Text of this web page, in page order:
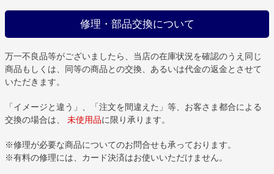
修理・部品交換について
万一不良品等がございましたら、当店の在庫状況を確認のうえ同じ
商品もしくは、同等の商品との交換、あるいは代金の返金とさせて
いただきます。
「イメージと違う」、「注文を間違えた」等、お客さま都合による
交換の場合は、 未使用品に限り承ります。
※修理が必要な商品についてのお問合せも承っております。
※有料の修理には、カード決済はお使いいただけません。